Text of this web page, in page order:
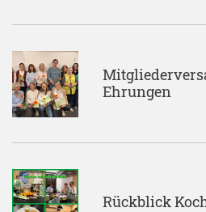
Ehrungen
Rückblick